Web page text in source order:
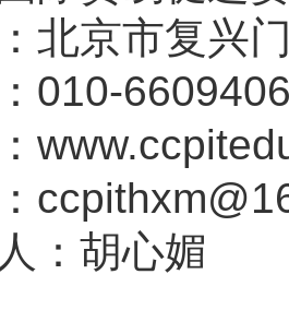
北京市复兴
010-
：胡心媚